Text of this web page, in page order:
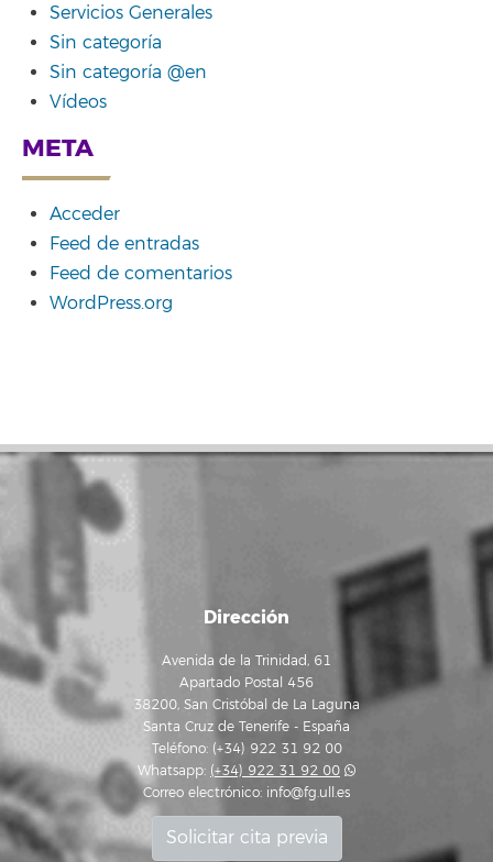
Servicios Generales
Sin categoría
Sin categoría @en
Vídeos
META
Acceder
Feed de entradas
Feed de comentarios
WordPress.org
Dirección
Avenida de la Trinidad, 61
Apartado Postal 456
38200, San Cristóbal de La Laguna
Santa Cruz de Tenerife - España
Teléfono: (+34) 922 31 92 00
Whatsapp: (+34) 922 31 92 00
Correo electrónico: info@fg.ull.es
Solicitar cita previa